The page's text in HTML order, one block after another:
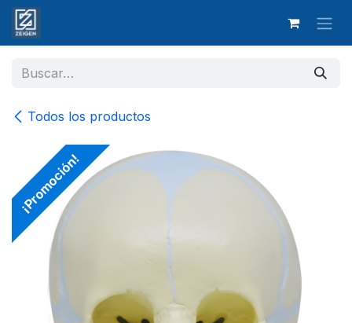
Ir al contenido
Todos los productos
¡Promoción!